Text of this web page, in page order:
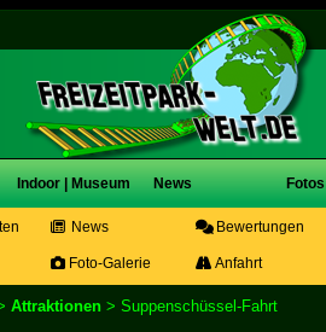
Indoor | Museum News Fotos
News Bewertungen
Foto-Galerie Anfahrt
Attraktionen > Suppenschüssel-Fahrt